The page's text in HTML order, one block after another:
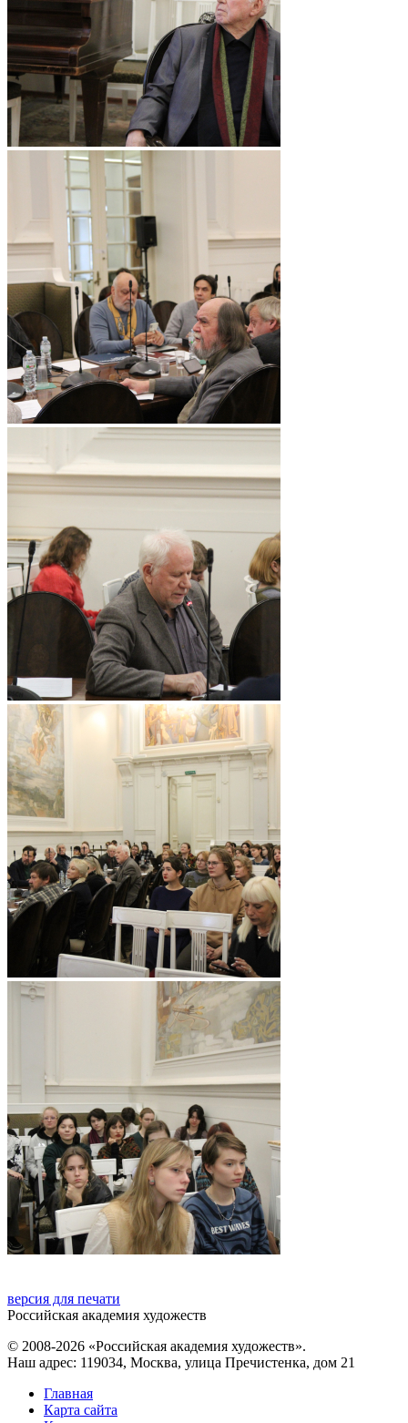
версия для печати
Российская академия художеств
© 2008-2026 «Российская академия художеств».
Наш адрес: 119034, Москва, улица Пречистенка, дом 21
Главная
Карта сайта